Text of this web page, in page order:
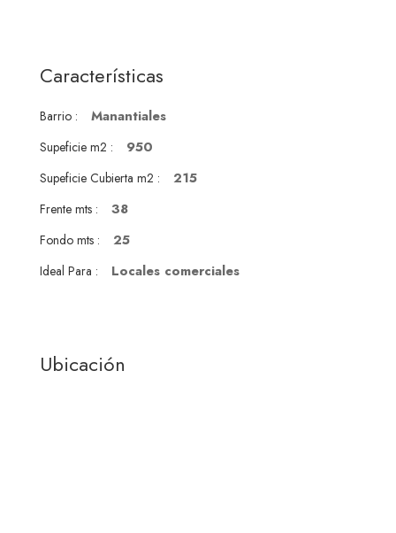
Características
Barrio : Manantiales
Supeficie m2 : 950
Supeficie Cubierta m2 : 215
Frente mts : 38
Fondo mts : 25
Ideal Para : Locales comerciales
Ubicación